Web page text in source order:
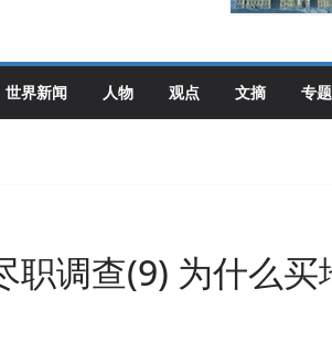
世界新闻 人物 观点 文摘 专题
职调查(9) 为什么